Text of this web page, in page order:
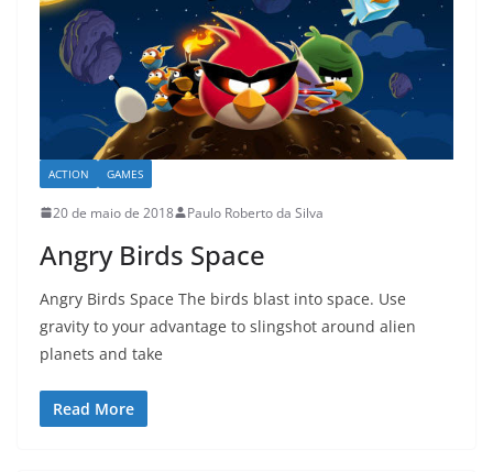
ACTION GAMES
20 de maio de 2018 Paulo Roberto da Silva
Angry Birds Space
Angry Birds Space The birds blast into space. Use
gravity to your advantage to slingshot around alien
planets and take
Read More